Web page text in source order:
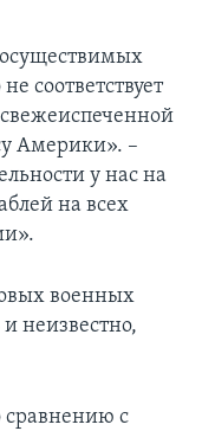
соответствует
свежеиспеченной
Америки». –
у нас на
на всех
военных
неизвестно,
сравнению с